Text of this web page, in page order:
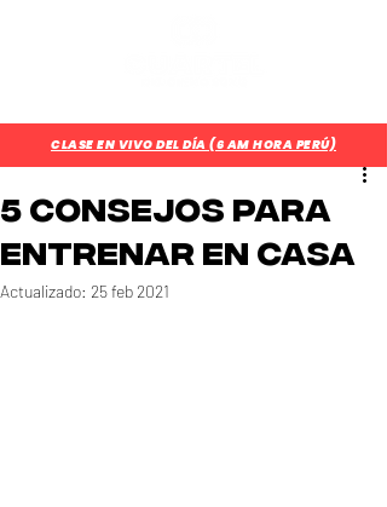
CLASE EN VIVO DEL DÍA (6 AM HORA PERÚ)
5 Consejos para
entrenar en casa
Actualizado: 25 feb 2021